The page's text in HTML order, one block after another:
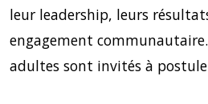
leur leadership, leurs
engagement
adultes sont invités à